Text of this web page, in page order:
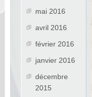
mai 2016
avril 2016
février 2016
janvier 2016
décembre
2015